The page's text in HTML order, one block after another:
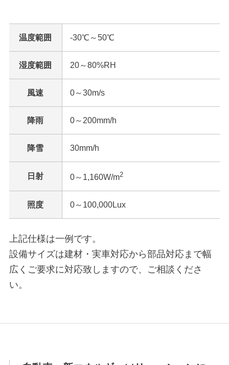
温度範囲 -30℃～50℃
湿度範囲 20～80%RH
風速 0～30m/s
降雨 0～200mm/h
降雪 30mm/h
日射 0～1,160W/m2
照度 0～100,000Lux
上記仕様は一例です。
設備サイズは建材・実車対応から部品対応まで幅
広くご要求に対応致しますので、ご相談くださ
い。